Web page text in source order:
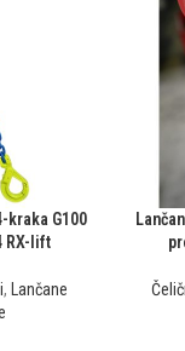
kraka G100
RX-lift
,
Lančane